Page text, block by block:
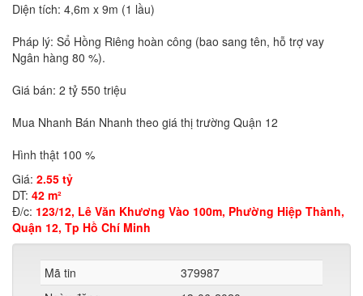
Diện tích: 4,6m x 9m (1 lầu)
Pháp lý: Sổ Hồng Riêng hoàn công (bao sang tên, hỗ trợ vay
Ngân hàng 80 %).
Giá bán: 2 tỷ 550 triệu
Mua Nhanh Bán Nhanh theo giá thị trường Quận 12
Hình thật 100 %
Giá: 2.55 tỷ
DT: 42 m²
Đ/c: 123/12, Lê Văn Khương Vào 100m, Phường Hiệp Thành,
Quận 12, Tp Hồ Chí Minh
Mã tin
379987